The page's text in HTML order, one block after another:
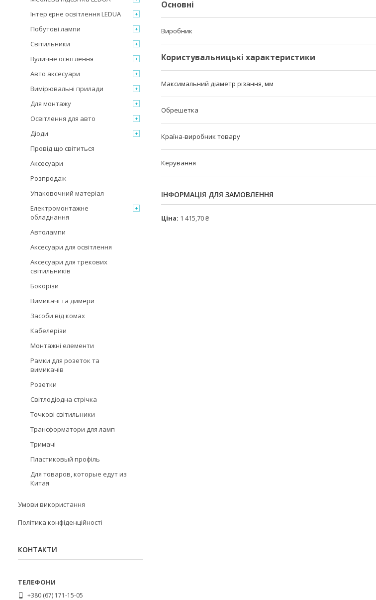
Основні
Виробник
Користувальницькі характеристики
Максимальний діаметр різання, мм
Обрешетка
Країна-виробник товару
Керування
ІНФОРМАЦІЯ ДЛЯ ЗАМОВЛЕННЯ
Ціна: 1 415,70 ₴
Інтер'єрне освітлення LEDUA
Побутові лампи
Світильники
Вуличне освітлення
Авто аксесуари
Вимірювальні прилади
Для монтажу
Освітлення для авто
Діоди
Провід що світиться
Аксесуари
Розпродаж
Упаковочний матеріал
Електромонтажне
обладнання
Автолампи
Аксесуари для освітлення
Аксесуари для трекових
світильників
Бокорізи
Вимикачі та димери
Засоби від комах
Кабелерізи
Монтажні елементи
Рамки для розеток та
вимикачів
Розетки
Світлодіодна стрічка
Точкові світильники
Трансформатори для ламп
Тримачі
Пластиковый профіль
Для товаров, которые едут из
Китая
Умови використання
Політика конфіденційності
КОНТАКТИ
+380 (67) 171-15-05